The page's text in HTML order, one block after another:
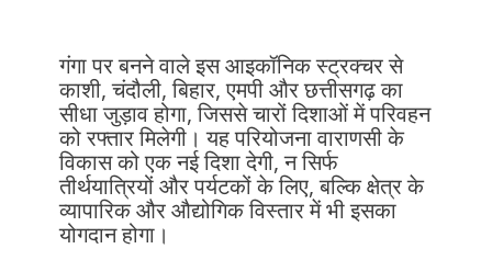
गंगा पर बनने वाले इस आइकॉनिक स्ट्रक्चर से
काशी, चंदौली, बिहार, एमपी और छत्तीसगढ़ का
सीधा जुड़ाव होगा, जिससे चारों दिशाओं में परिवहन
को रफ्तार मिलेगी। यह परियोजना वाराणसी के
विकास को एक नई दिशा देगी, न सिर्फ
तीर्थयात्रियों और पर्यटकों के लिए, बल्कि क्षेत्र के
व्यापारिक और औद्योगिक विस्तार में भी इसका
योगदान होगा।